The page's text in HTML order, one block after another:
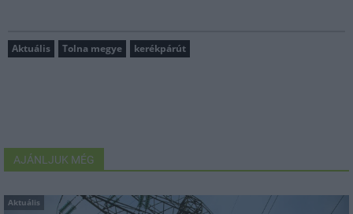
Aktuális Tolna megye kerékpárút
AJÁNLJUK MÉG
Aktuális